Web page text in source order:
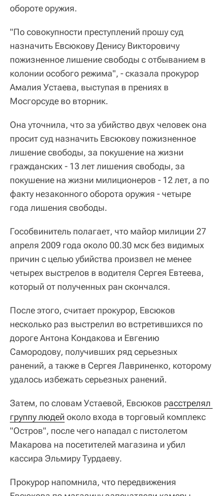
обороте оружия.
"По совокупности преступлений прошу суд
назначить Евсюкову Денису Викторовичу
пожизненное лишение свободы с отбыванием в
колонии особого режима", - сказала прокурор
Амалия Устаева, выступая в прениях в
Мосгорсуде во вторник.
Она уточнила, что за убийство двух человек она
просит суд назначить Евсюкову пожизненное
лишение свободы, за покушение на жизни
гражданских - 13 лет лишения свободы, за
покушение на жизни милиционеров - 12 лет, а по
факту незаконного оборота оружия - четыре
года лишения свободы.
Гособвинитель полагает, что майор милиции 27
апреля 2009 года около 00.30 мск без видимых
причин с целью убийства произвел не менее
четырех выстрелов в водителя Сергея Евтеева,
который от полученных ран скончался.
После этого, считает прокурор, Евсюков
несколько раз выстрелил во встретившихся по
дороге Антона Кондакова и Евгению
Самородову, получивших ряд серьезных
ранений, а также в Сергея Лавриненко, которому
удалось избежать серьезных ранений.
Затем, по словам Устаевой, Евсюков расстрелял
группу людей около входа в торговый комплекс
"Остров", после чего нападал с пистолетом
Макарова на посетителей магазина и убил
кассира Эльмиру Турдаеву.
Прокурор напомнила, что передвижения